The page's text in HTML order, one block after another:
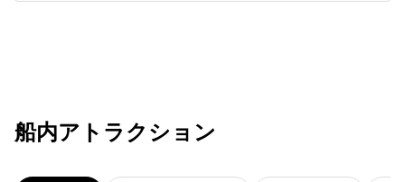
船内アトラクション